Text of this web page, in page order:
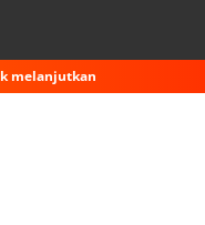
melanjutkan